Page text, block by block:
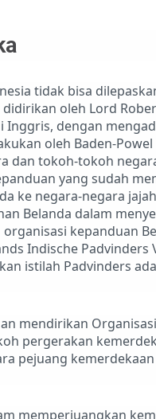
tidak bisa
oleh Lord
Inggris, dengan
oleh Baden-
dan tokoh-tokoh
yang sudah
ke negara-negara
Belanda dalam
kepanduan
Indische Padvinders
istilah Padvinders
mendirikan
pergerakan
pejuang
memperjuangkan